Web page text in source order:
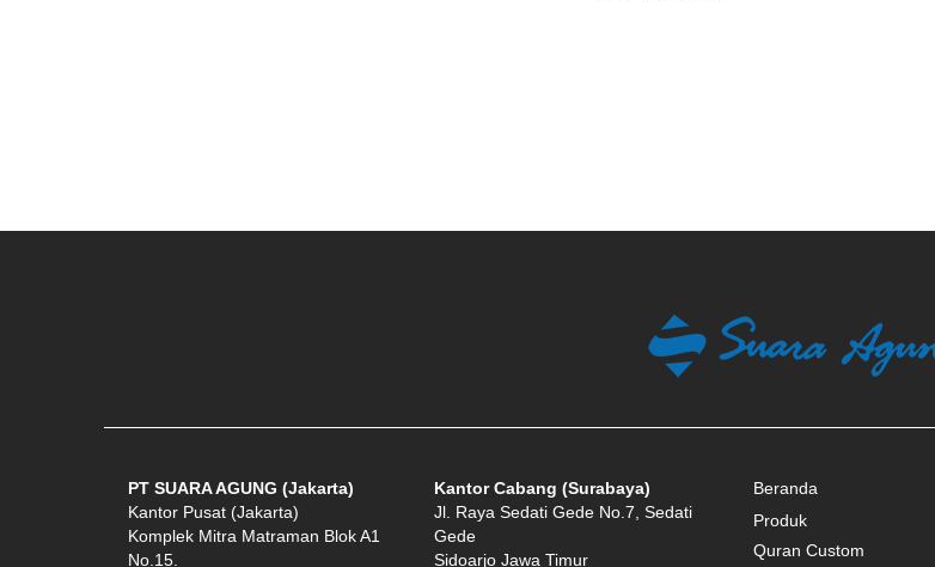
PT SUARA AGUNG (Jakarta)
Kantor Pusat (Jakarta)
Komplek Mitra Matraman Blok A1
No.15.
Kantor Cabang (Surabaya)
Jl. Raya Sedati Gede No.7, Sedati
Gede
Sidoarjo Jawa Timur
Beranda
Produk
Quran Custom